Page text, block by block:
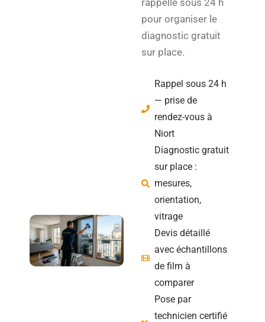
pour organiser le
diagnostic gratuit
sur place.
Rappel sous 24 h
— prise de
rendez-vous à
Niort
Diagnostic gratuit
sur place :
mesures,
orientation,
vitrage
Devis détaillé
avec échantillons
de film à
comparer
Pose par
technicien certifié